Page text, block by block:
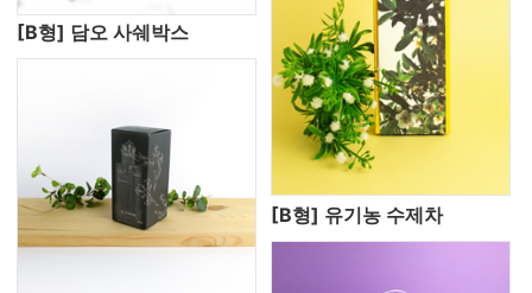
[B형] 담오 사쉐박스
[B형] 유기농 수제차